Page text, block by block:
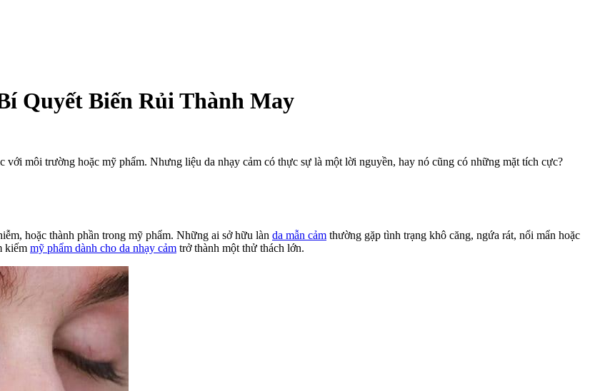
Quyết Biến Rủi Thành May
môi trường hoặc mỹ phẩm. Nhưng liệu da nhạy cảm có thực sự là một lời nguyền, hay nó cũng có những mặt tích cực?
hoặc thành phần trong mỹ phẩm. Những ai sở hữu làn da mẫn cảm thường gặp tình trạng khô căng, ngứa rát, nổi mẩn hoặc
kiếm mỹ phẩm dành cho da nhạy cảm trở thành một thử thách lớn.